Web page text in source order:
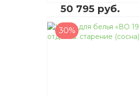
50 795 руб.
– + В
30%